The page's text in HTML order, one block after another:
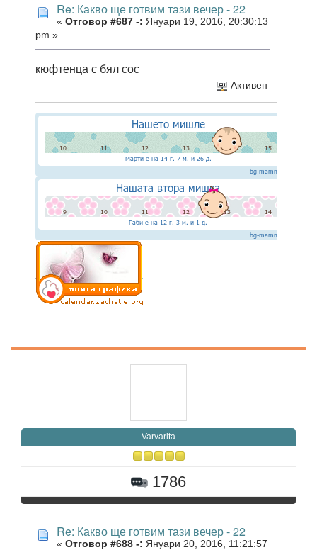
Re: Какво ще готвим тази вечер - 22
« Отговор #687 -: Януари 19, 2016, 20:30:13
pm »
кюфтенца с бял сос
Активен
Varvarita
1786
Re: Какво ще готвим тази вечер - 22
« Отговор #688 -: Януари 20, 2016, 11:21:57